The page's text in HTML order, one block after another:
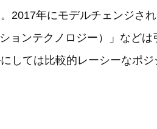
2017年にモデルチェンジさ
ョンテクノロジー）」などは
しては比較的レーシーなポジ